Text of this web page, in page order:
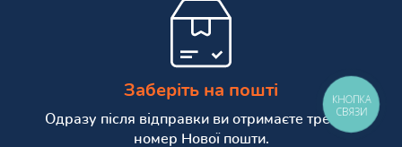
Заберіть на пошті
Одразу після відправки ви отримаєте трекінг
номер Нової пошти.
КНОПКА
СВЯЗИ